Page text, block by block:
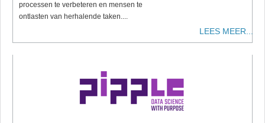
processen te verbeteren en mensen te
ontlasten van herhalende taken....
LEES MEER...